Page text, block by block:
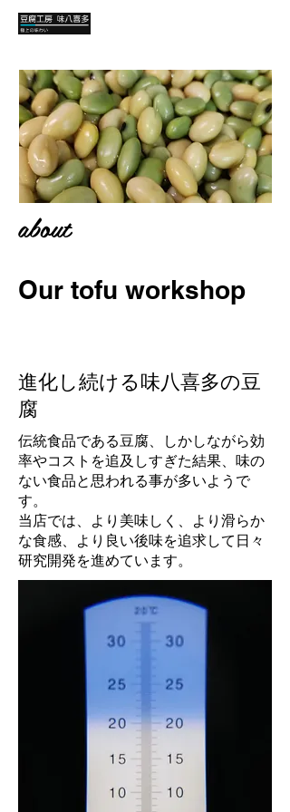
about
Our tofu workshop
進化し続ける味八喜多の豆
腐
伝統食品である豆腐、しかしながら効
率やコストを追及しすぎた結果、味の
ない食品と思われる事が多いようで
す。
当店では、より美味しく、より滑らか
な食感、より良い後味を追求して日々
研究開発を進めています。​